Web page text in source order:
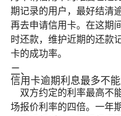
期记录的用户，最好结清
再去申请信用卡。在这期
时还款，维护近期的还款
卡的成功率。
二、
信用卡逾期利息最多不
双方约定的利率最高不
场报价利率的四倍。一年